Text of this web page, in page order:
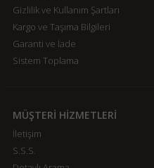
Gizlilik ve Kullanım Şartları
Kargo ve Taşıma Bilgileri
Garanti ve İade
Sistem Toplama
MÜŞTERİ HİZMETLERİ
İletişim
S.S.S.